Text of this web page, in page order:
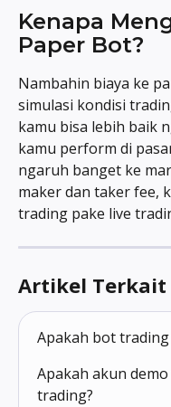
Kenapa
Paper Bot?
Nambahin biaya ke
simulasi kondisi
kamu bisa lebih baik
kamu perform di
ngaruh banget ke
maker dan taker fee,
trading pake live
Artikel Terkait
Apakah bot
Apakah akun
trading?